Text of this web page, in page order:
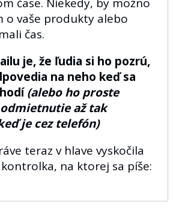
o vaše produkty alebo
čas.
je, že ľudia si ho pozrú,
na neho keď sa
(alebo ho proste
až tak
je cez telefón)
teraz v hlave vyskočila
na ktorej sa píše: